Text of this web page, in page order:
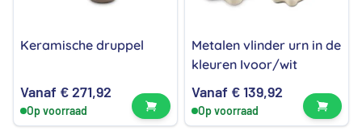
Keramische druppel
Vanaf €271,92
Op voorraad Bekijk product
Metalen vlinder urn in de
kleuren Ivoor/wit
Vanaf €139,92
Op voorraad